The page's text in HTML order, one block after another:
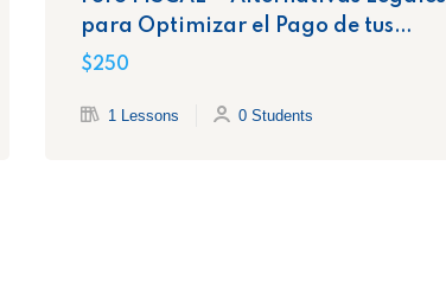
para Optimizar el Pago de tus
Impuestos
$250
1 Lessons 0 Students